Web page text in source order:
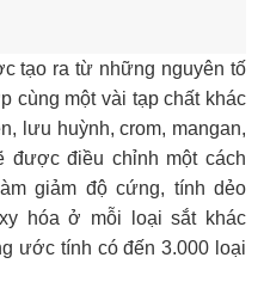
tạo ra từ những nguyên tố
cùng một vài tạp chất khác
lưu huỳnh, crom, mangan,
điều chỉnh một cách
giảm độ cứng, tính dẻo
hóa ở mỗi loại sắt khác
ước tính có đến 3.000 loại